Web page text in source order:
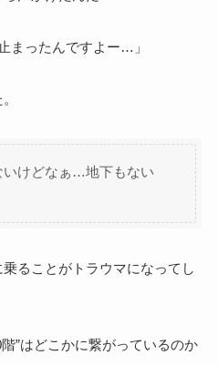
まったんですよー…」
いけどなぁ…地下もない
ることがトラウマになってし
”はどこかに繋がっているのか